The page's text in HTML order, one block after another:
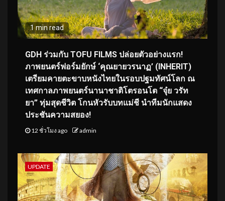
1 min read
GDH ร่วมกับ TOFU FILMS ปล่อยตัวอย่างแรก!
ภาพยนตร์ฟอร์มยักษ์ ‘คุณยายวรนาฏ’ (INHERIT)
เตรียมคายตะขาบหนังไทยในรอบปฐมทัศน์โลก ณ
เทศกาลภาพยนตร์นานาชาติโตรอนโต “จุ๋ย วรัท
ยา” ทุ่มสุดชีวิต โกนหัวรับบทแม่ชี นำทีมนักแสดง
ประชันความสยอง!
12 ชั่วโมง ago admin
UPDATE